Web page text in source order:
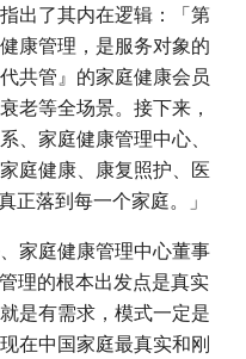
出了其内在逻辑：「第
康管理，是服务对象的
共管』的家庭健康会员
老等全场景。接下来，
、家庭健康管理中心、
庭健康、康复照护、医
正落到每一个家庭。」
家庭健康管理中心董事
理的根本出发点是真实
是有需求，模式一定是
在中国家庭最真实和刚